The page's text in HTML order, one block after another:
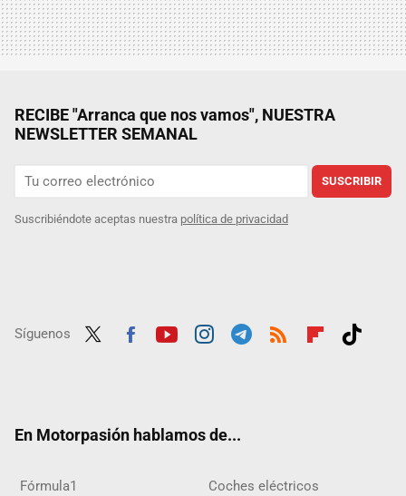
RECIBE "Arranca que nos vamos", NUESTRA
NEWSLETTER SEMANAL
SUSCRIBIR
Suscribiéndote aceptas nuestra política de privacidad
Síguenos
En Motorpasión hablamos de...
Fórmula1 Coches eléctricos